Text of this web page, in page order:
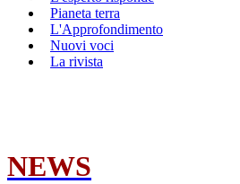
Pianeta terra
L'Approfondimento
Nuovi voci
La rivista
NEWS